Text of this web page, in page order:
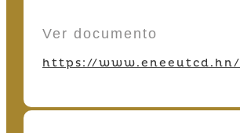
Ver documento
https://